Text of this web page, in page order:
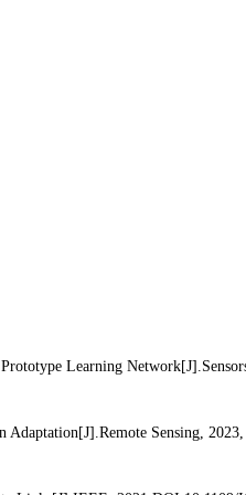
Learning
Sensing, 2023,